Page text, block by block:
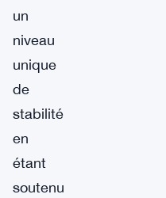
un
niveau
unique
de
stabilité
en
étant
soutenu